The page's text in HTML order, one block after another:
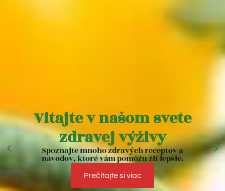
Vitajte v našom svete
zdravej výživy
Spoznajte mnoho zdravých receptov a
návodov, ktoré vám pomôžu žiť lepšie.
Prečítajte si viac